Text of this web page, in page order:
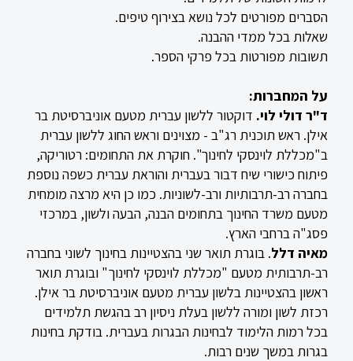
הסברים מפורטים לכל נושא בצירוף טיפים.
שאלות בכל ממדי ההבנה.
תשובות מפורטות בכל פרקי הספר.
על המחברות:
ד"ר דולי לוי. דוקטור ללשון עברית מטעם אוניברסיטת בר
אילן. ראש תוכנית רג"ב - מצוינים וראש החוג ללשון עברית
ב"מכללת לוינסקי לחינוך". חוקרת את התחומים: רטוריקה,
פיתוח כישורי שיח דבור בעברית והוראת עברית כשפה נוספת
בחברה רב-תרבותיות ורב-לשוניות. כמו כן היא מרצה מומחית
מטעם משרד החינוך בתחומים הבנה, הבעה ולשון, במרכזי
פסג"ה ברחבי הארץ.
מאיה דלל. בוגרת תואר שני בהצטיינות בחינוך לשוני בחברה
רב-תרבותית מטעם "מכללת לוינסקי לחינוך" ובוגרת תואר
ראשון בהצטיינות בלשון עברית מטעם אוניברסיטת בר אילן.
רכזת לשון ומורה ללשון בעלת ניסיון רב בהגשת תלמידים
בכל רמות הלימוד לבחינות הבגרות בעברית. בודקת בחינות
בגרות במשך שנים רבות.